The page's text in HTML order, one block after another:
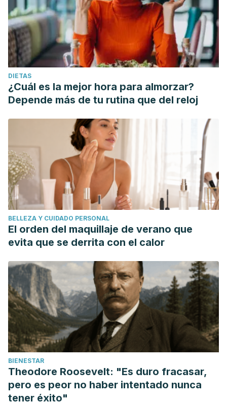
DIETAS
¿Cuál es la mejor hora para almorzar?
Depende más de tu rutina que del reloj
BELLEZA Y CUIDADO PERSONAL
El orden del maquillaje de verano que
evita que se derrita con el calor
BIENESTAR
Theodore Roosevelt: "Es duro fracasar,
pero es peor no haber intentado nunca
tener éxito"